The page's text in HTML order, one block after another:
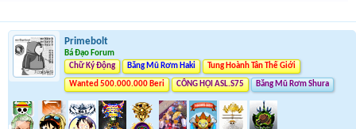
Primebolt
Bá Đạo Forum
Chữ Ký Động
Băng Mũ Rơm Haki Tung Hoành Tân Thế Giới
Wanted 500.000.000 Beri CÔNG HỘI ASL.S75 Băng Mũ Rơm Shura